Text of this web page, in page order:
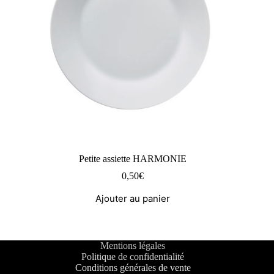
Petite assiette HARMONIE
0,50€
Ajouter au panier
Mentions légales
Politique de confidentialité
Conditions générales de vente